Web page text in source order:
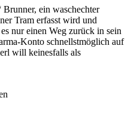
ein waschechter
Tram erfasst wird und
nur einen Weg zurück in sein
Konto schnellstmöglich auf
will keinesfalls als